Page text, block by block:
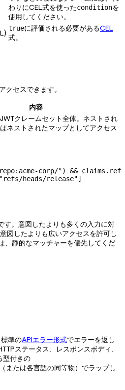
わりにCEL式を使ったconditionを
使用してください。
trueに評価される必要があるCEL
式。
クセスできます。
内容
クレームセット全体。ネストされ
ネストされたマップとしてアクセス
corp/") && claims.ref
heads/release"]
す。意図したよりも多くの入力に対
図したよりも広いアクセスを許可し
、静的なマッチャーを優先してくだ
準のAPIエラー形式でエラーを返し
ステータス、レスポンスボディ、
型付きの
（または各言語の同等物）でラップし